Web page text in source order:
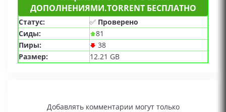
ДОПОЛНЕНИЯМИ.TORRENT БЕСПЛАТНО
Статус: ✅ Проверено
Сиды:
81
Пиры:
38
Размер:
12.21 GB
Добавлять комментарии могут только